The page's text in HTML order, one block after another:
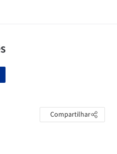
Compartilhar